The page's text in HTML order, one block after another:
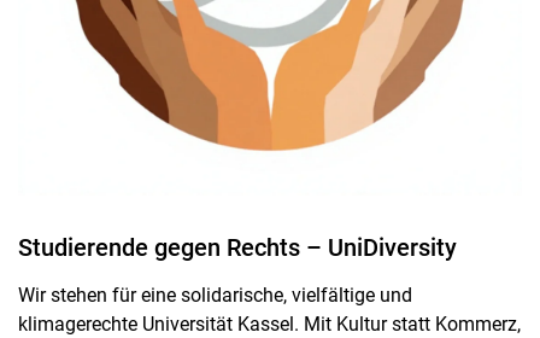
Studierende gegen Rechts – UniDiversity
Wir stehen für eine solidarische, vielfältige und
klimagerechte Universität Kassel. Mit Kultur statt Kommerz,